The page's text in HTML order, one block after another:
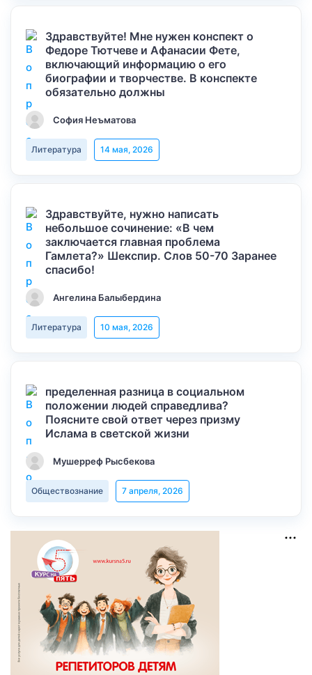
Здравствуйте! Мне нужен конспект о
Федоре Тютчеве и Афанасии Фете,
включающий информацию о его
биографии и творчестве. В конспекте
обязательно должны
София Неъматова
Литература 14 мая, 2026
Здравствуйте, нужно написать
небольшое сочинение: «В чем
заключается главная проблема
Гамлета?» Шекспир. Слов 50-70 Заранее
спасибо!
Ангелина Балыбердина
Литература 10 мая, 2026
пределенная разница в социальном
положении людей справедлива?
Поясните свой ответ через призму
Ислама в светской жизни
Мушерреф Рысбекова
Обществознание 7 апреля, 2026